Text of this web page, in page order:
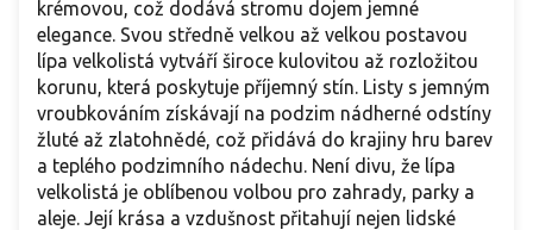
krémovou, což dodává stromu dojem jemné
elegance. Svou středně velkou až velkou postavou
lípa velkolistá vytváří široce kulovitou až rozložitou
korunu, která poskytuje příjemný stín. Listy s jemným
vroubkováním získávají na podzim nádherné odstíny
žluté až zlatohnědé, což přidává do krajiny hru barev
a teplého podzimního nádechu. Není divu, že lípa
velkolistá je oblíbenou volbou pro zahrady, parky a
aleje. Její krása a vzdušnost přitahují nejen lidské